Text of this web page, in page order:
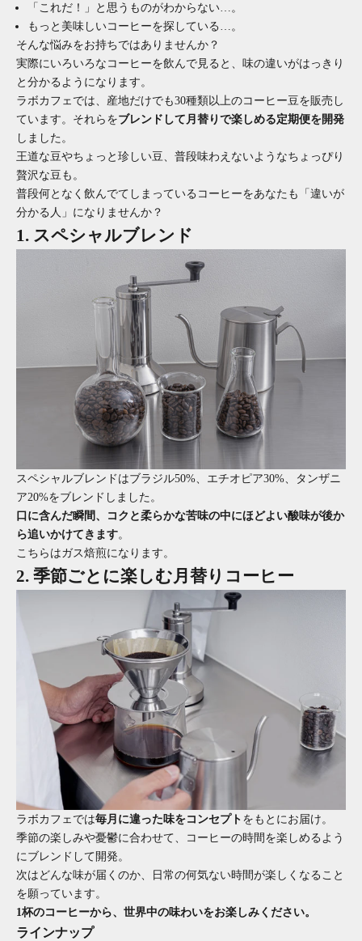
「これだ！」と思うものがわからない…。
もっと美味しいコーヒーを探している…。
そんな悩みをお持ちではありませんか？
実際にいろいろなコーヒーを飲んで見ると、味の違いがはっきり
と分かるようになります。
ラボカフェでは、産地だけでも30種類以上のコーヒー豆を販売し
ています。それらをブレンドして月替りで楽しめる定期便を開発
しました。
王道な豆やちょっと珍しい豆、普段味わえないようなちょっぴり
贅沢な豆も。
普段何となく飲んでてしまっているコーヒーをあなたも「違いが
分かる人」になりませんか？
1. スペシャルブレンド
スペシャルブレンドはブラジル50%、エチオピア30%、タンザニ
ア20%をブレンドしました。
口に含んだ瞬間、コクと柔らかな苦味の中にほどよい酸味が後か
ら追いかけてきます。
こちらはガス焙煎になります。
2. 季節ごとに楽しむ月替りコーヒー
ラボカフェでは毎月に違った味をコンセプト をもとにお届け。
季節の楽しみや憂鬱に合わせて、コーヒーの時間を楽しめるよう
にブレンドして開発。
次はどんな味が届くのか、日常の何気ない時間が楽しくなること
を願っています。
1杯のコーヒーから、世界中の味わいをお楽しみください。
ラインナップ